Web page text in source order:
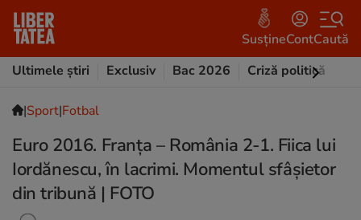
SusțineContCaută
Ultimele știri
Exclusiv Bac 2026 Criză politică
|Sport|Fotbal
Euro 2016. Franța – România 2-1. Fiica lui
Iordănescu, în lacrimi. Momentul sfâșietor
din tribună | FOTO